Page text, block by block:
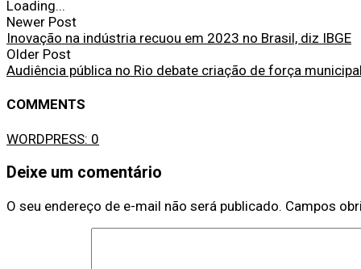
Loading...
Newer Post
Inovação na indústria recuou em 2023 no Brasil, diz IBGE
Older Post
Audiência pública no Rio debate criação de força
COMMENTS
WORDPRESS: 0
Deixe um comentário
O seu endereço de e-mail não será publicado. Campos